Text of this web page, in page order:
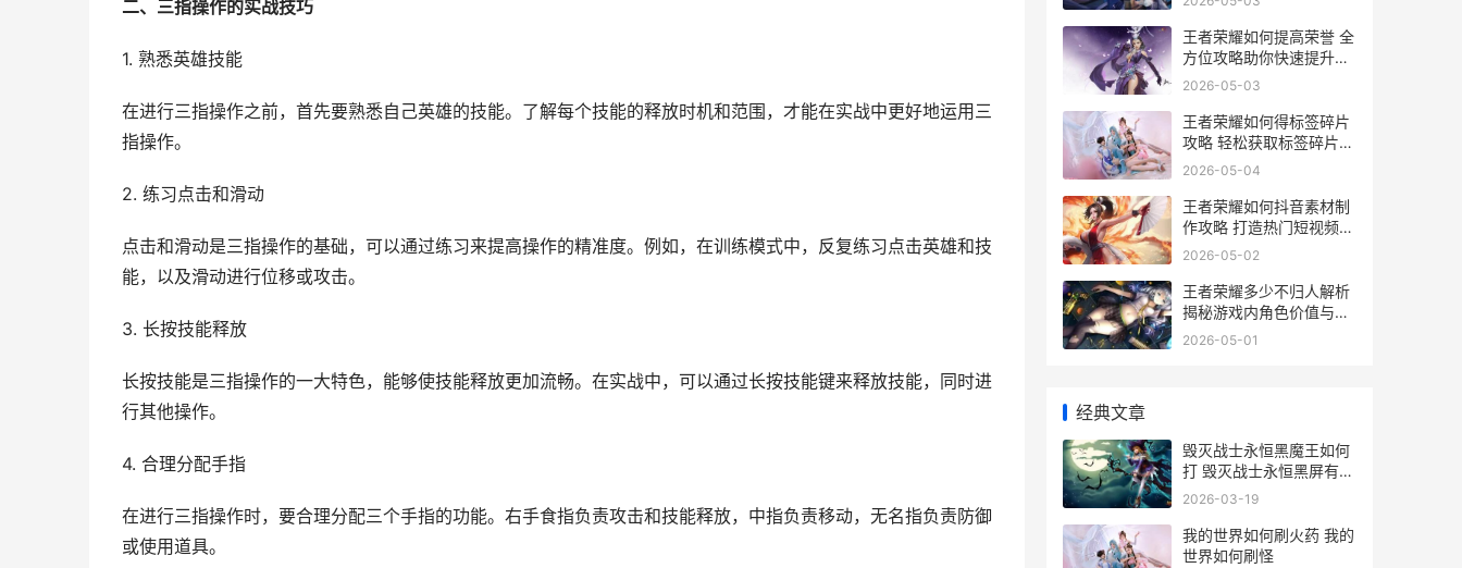
二、三指操作的实战技巧
1. 熟悉英雄技能
在进行三指操作之前，首先要熟悉自己英雄的技能。了解每个技能的释放时机和范围，才能在实战中更好地运用三
指操作。
2. 练习点击和滑动
点击和滑动是三指操作的基础，可以通过练习来提高操作的精准度。例如，在训练模式中，反复练习点击英雄和技
能，以及滑动进行位移或攻击。
3. 长按技能释放
长按技能是三指操作的一大特色，能够使技能释放更加流畅。在实战中，可以通过长按技能键来释放技能，同时进
行其他操作。
4. 合理分配手指
在进行三指操作时，要合理分配三个手指的功能。右手食指负责攻击和技能释放，中指负责移动，无名指负责防御
或使用道具。
王者荣耀如何提高荣誉 全
方位攻略助你快速提升段
位
2026-05-03
王者荣耀如何得标签碎片
攻略 轻松获取标签碎片全
解析
2026-05-04
王者荣耀如何抖音素材制
作攻略 打造热门短视频的
秘诀解析
2026-05-02
王者荣耀多少不归人解析
揭秘游戏内角色价值与获
取途径
2026-05-01
经典文章
毁灭战士永恒黑魔王如何
打 毁灭战士永恒黑屏有声
音
2026-03-19
我的世界如何刷火药 我的
世界如何刷怪